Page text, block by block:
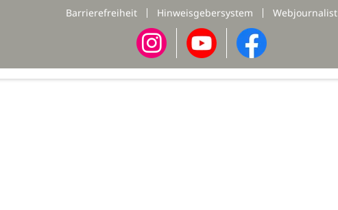
Barrierefreiheit
Hinweisgebersystem Webjournalist